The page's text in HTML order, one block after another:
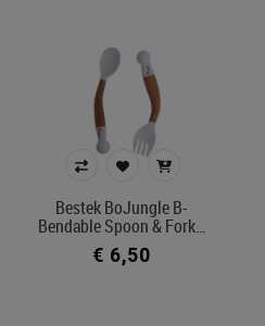
Bestek BoJungle B-
Bendable Spoon & Fork…
€ 6,50